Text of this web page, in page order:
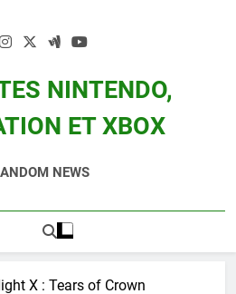
NINTENDO,
ET XBOX
Pokemon Entre Autres
NEWS
X : Tears of Crown